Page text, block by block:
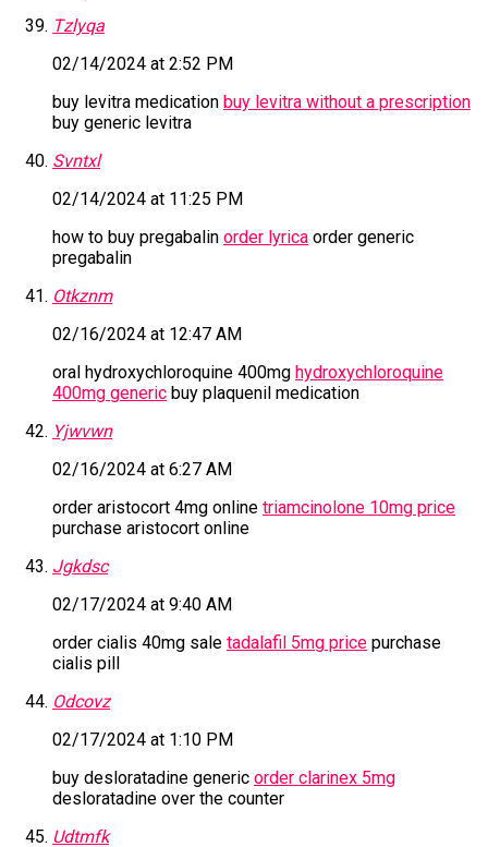
Tzlyqa
02/14/2024 at 2:52 PM
buy levitra medication buy levitra without a prescription
buy generic levitra
Svntxl
02/14/2024 at 11:25 PM
how to buy pregabalin order lyrica order generic
pregabalin
Otkznm
02/16/2024 at 12:47 AM
oral hydroxychloroquine 400mg hydroxychloroquine
400mg generic buy plaquenil medication
Yjwvwn
02/16/2024 at 6:27 AM
order aristocort 4mg online triamcinolone 10mg price
purchase aristocort online
Jgkdsc
02/17/2024 at 9:40 AM
order cialis 40mg sale tadalafil 5mg price purchase
cialis pill
Odcovz
02/17/2024 at 1:10 PM
buy desloratadine generic order clarinex 5mg
desloratadine over the counter
Udtmfk